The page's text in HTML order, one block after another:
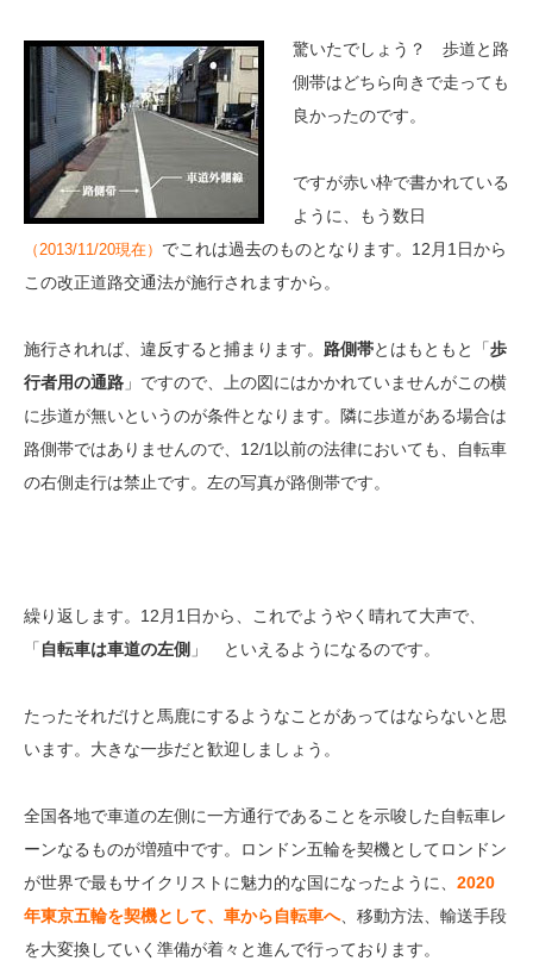
驚いたでしょう？ 歩道と路
側帯はどちら向きで走っても
良かったのです。
ですが赤い枠で書かれている
ように、もう数日
（2013/11/20現在） でこれは過去のものとなります。12月1日から
この改正道路交通法が施行されますから。
施行されれば、違反すると捕まります。 路側帯とはもともと「歩
行者用の通路 」ですので、上の図にはかかれていませんがこの横
に歩道が無いというのが条件となります。隣に歩道がある場合は
路側帯ではありませんので、12/1以前の法律においても、自転車
の右側走行は禁止です。左の写真が路側帯です。
繰り返します。12月1日から、これでようやく晴れて大声で、
「 自転車は車道の左側 」 といえるようになるのです。
たったそれだけと馬鹿にするようなことがあってはならないと思
います。大きな一歩だと歓迎しましょう。
全国各地で車道の左側に一方通行であることを示唆した自転車レ
ーンなるものが増殖中です。ロンドン五輪を契機としてロンドン
が世界で最もサイクリストに魅力的な国になったように、 2020
年東京五輪を契機として、車から自転車へ、移動方法、輸送手段
を大変換していく準備が着々と進んで行っております。